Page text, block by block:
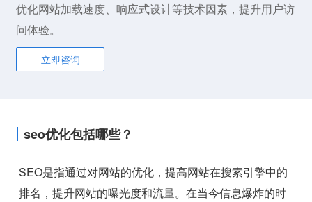
优化网站加载速度、响应式设计等技术因素，提升用户访
问体验。
立即咨询
seo优化包括哪些？
SEO是指通过对网站的优化，提高网站在搜索引擎中的
排名，提升网站的曝光度和流量。在当今信息爆炸的时